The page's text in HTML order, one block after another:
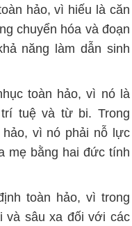
hảo, vì hiếu là căn
chuyển hóa và đoạn
năng làm dẫn sinh
toàn hảo, vì nó là
tuệ và từ bi. Trong
vì nó phải nỗ lực
mẹ bằng hai đức tính
toàn hảo, vì trong
và sâu xa đối với các